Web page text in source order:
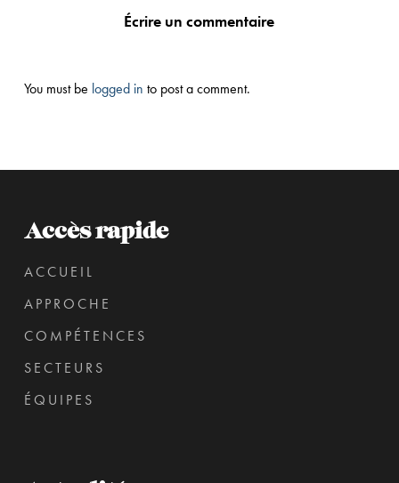
Écrire un commentaire
You must be logged in to post a comment.
Accès rapide
ACCUEIL
APPROCHE
COMPÉTENCES
SECTEURS
ÉQUIPES